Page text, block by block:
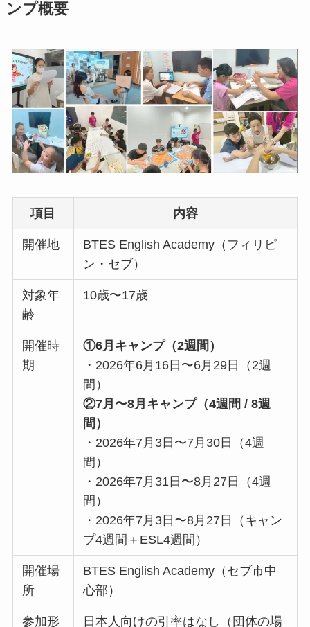
ンプ概要
項目 内容
開催地
BTES English Academy（フィリピ
ン・セブ）
対象年
齢
10歳〜17歳
開催時
期
①6月キャンプ（2週間）
・2026年6月16日〜6月29日（2週
間）
②7月〜8月キャンプ（4週間 / 8週
間）
・2026年7月3日〜7月30日（4週
間）
・2026年7月31日〜8月27日（4週
間）
・2026年7月3日〜8月27日（キャン
プ4週間＋ESL4週間）
開催場
所
BTES English Academy（セブ市中
心部）
参加形 日本人向けの引率はなし（団体の場